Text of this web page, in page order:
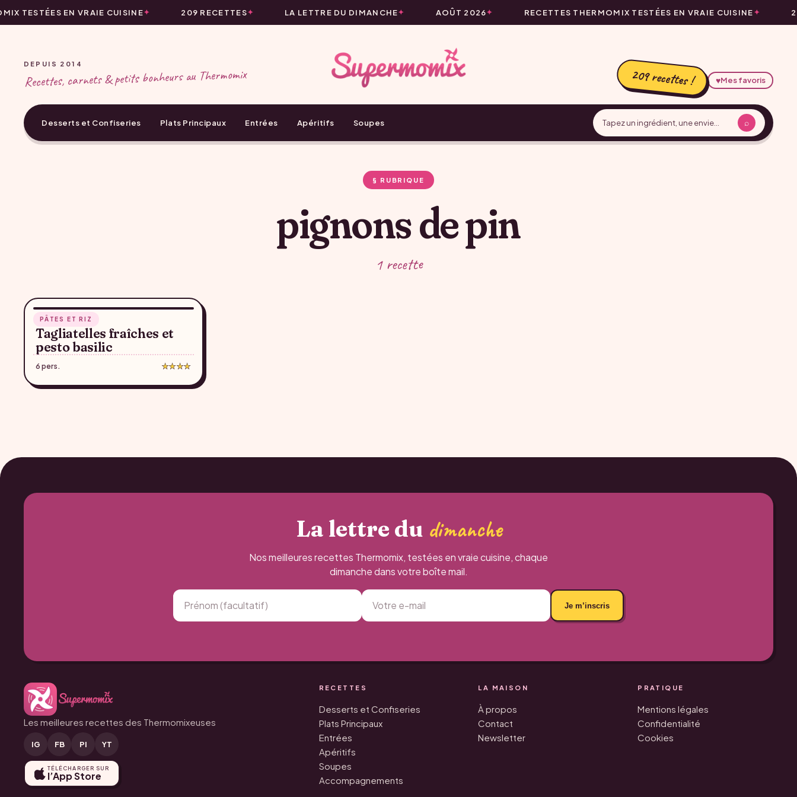
TESTÉES EN VRAIE CUISINE 209 RECETTES LA LETTRE DU DIMANCHE AOÛT 2026 RECETTES THERMOMIX TESTÉES EN VRAIE CUISINE
DEPUIS 2014
Recettes, carnets & petits bonheurs au Thermomix 209 recettes ! ♥Mes favoris
Desserts et Confiseries Plats Principaux Entrées Apéritifs Soupes ⌕
§ RUBRIQUE
pignons de pin
1 recette
PÂTES ET RIZ
Tagliatelles fraîches et
pesto basilic
6 pers. ★★★★
La lettre du dimanche
Nos meilleures recettes Thermomix, testées en vraie cuisine, chaque
dimanche dans votre boîte mail.
Je m’inscris
Les meilleures recettes des Thermomixeuses
IG FB PI YT
TÉLÉCHARGER SUR
l’App Store
RECETTES
Desserts et Confiseries
Plats Principaux
Entrées
Apéritifs
Soupes
Accompagnements
LA MAISON
À propos
Contact
Newsletter
PRATIQUE
Mentions légales
Confidentialité
Cookies